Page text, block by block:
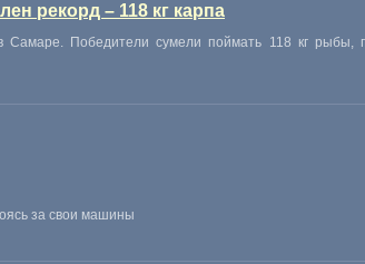
рекорд – 118 кг карпа
Победители сумели поймать 118 кг рыбы,
за свои машины